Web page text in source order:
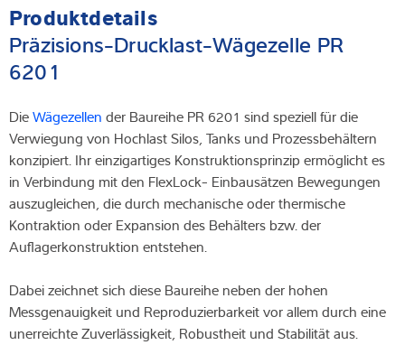
Produktdetails
Präzisions-Drucklast-Wägezelle PR
6201
DieWägezellen der Baureihe PR 6201 sind speziell für die
Verwiegung von Hochlast Silos, Tanks und Prozessbehältern
konzipiert. Ihr einzigartiges Konstruktionsprinzip ermöglicht es
in Verbindung mit den FlexLock- Einbausätzen Bewegungen
auszugleichen, die durch mechanische oder thermische
Kontraktion oder Expansion des Behälters bzw. der
Auflagerkonstruktion entstehen.
Dabei zeichnet sich diese Baureihe neben der hohen
Messgenauigkeit und Reproduzierbarkeit vor allem durch eine
unerreichte Zuverlässigkeit, Robustheit und Stabilität aus.